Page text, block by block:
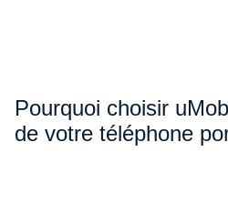
Pourquoi choisir
de votre téléphone